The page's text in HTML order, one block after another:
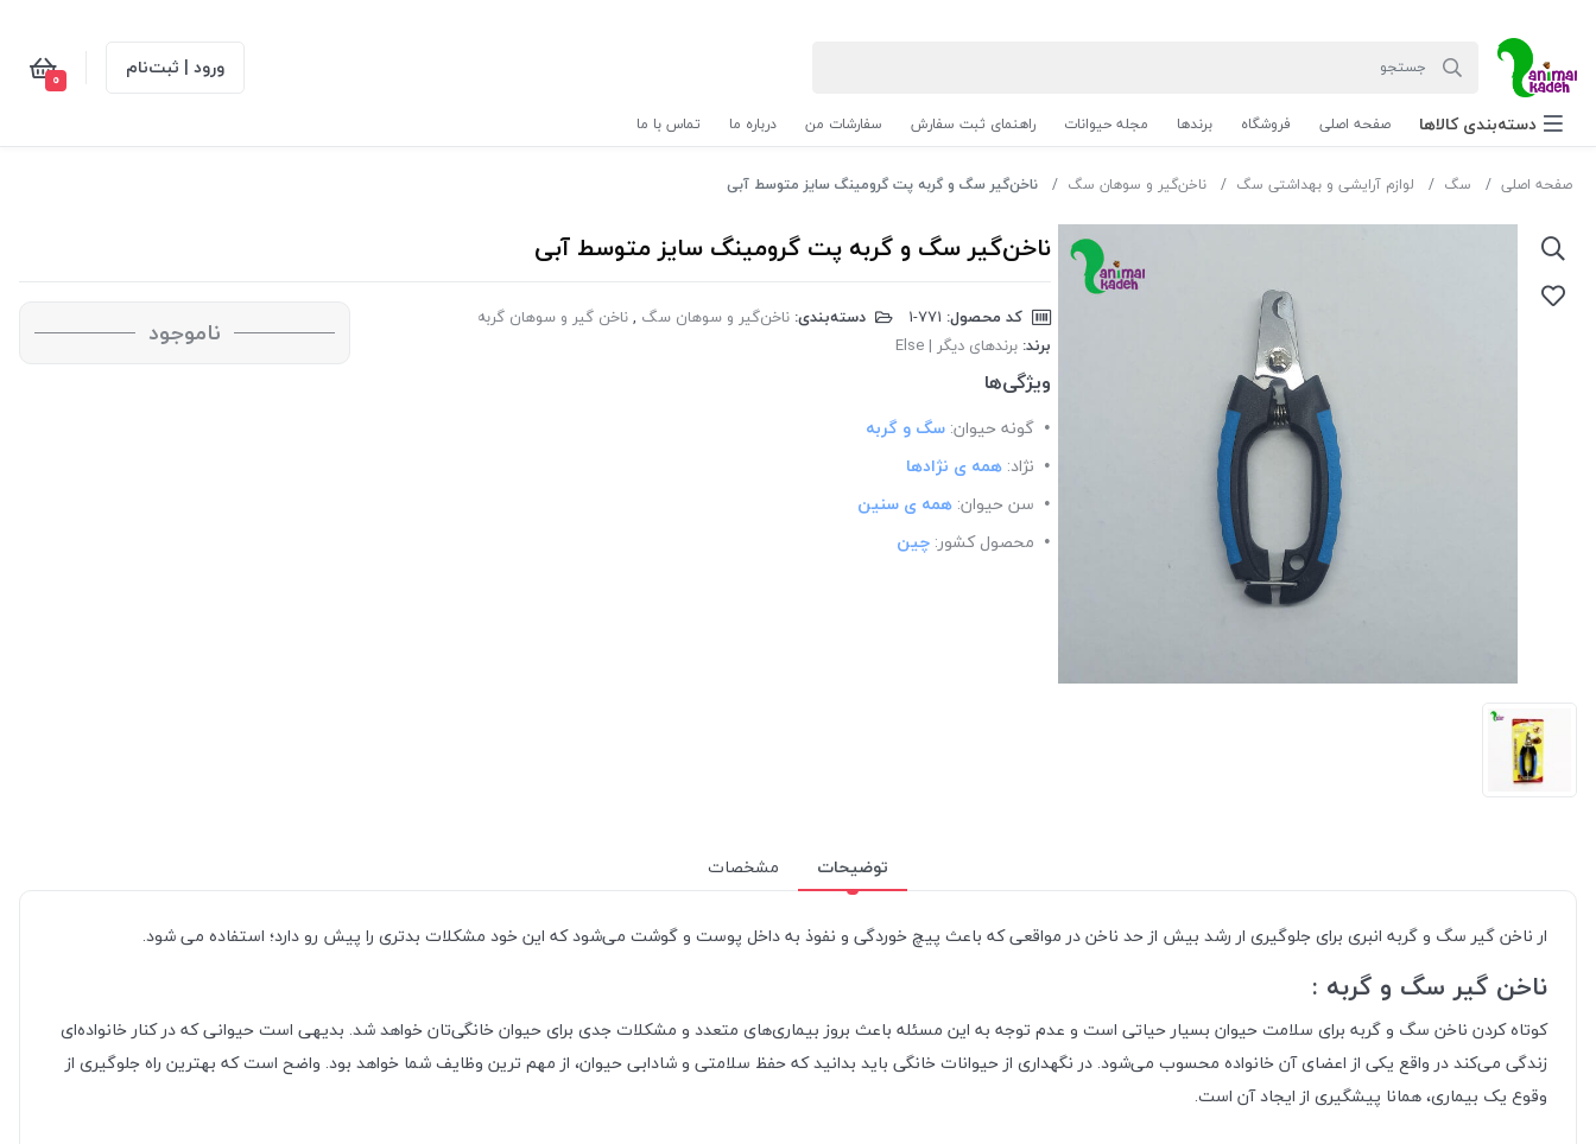
ورود | ثبت‌نام 0
دسته‌بندی‌ کالاها صفحه اصلی فروشگاه برندها مجله حیوانات راهنمای ثبت سفارش سفارشات من درباره ما تماس با ما
صفحه اصلی سگ لوازم آرایشی و بهداشتی سگ ناخن‌گیر و سوهان سگ ناخن‌گیر سگ و گربه پت گرومینگ سایز متوسط آبی
ناخن‌گیر سگ و گربه پت گرومینگ سایز متوسط آبی
کد محصول: دسته‌بندی: ناخن‌گیر و سوهان سگ ,ناخن گیر و سوهان گربه
برند: برندهای دیگر | Else
ویژگی‌ها
گونه حیوان: سگ و گربه
نژاد: همه ی نژادها
سن حیوان: همه ی سنین
محصول کشور: چین
ناموجود
توضیحات مشخصات
ار ناخن گیر سگ و گربه انبری برای جلوگیری ار رشد بیش از حد ناخن در مواقعی که باعث پیچ خوردگی و نفوذ به داخل پوست و گوشت می‌شود که این خود مشکلات بدتری را پیش رو دارد؛ استفاده می شود.
ناخن گیر سگ و گربه :
کوتاه کردن ناخن سگ و گربه برای سلامت حیوان بسیار حیاتی است و عدم توجه به این مسئله باعث بروز بیماری‌های متعدد و مشکلات جدی برای حیوان خانگی‌تان خواهد شد. بدیهی است حیوانی که در کنار خانواده‌ای
زندگی می‌کند در واقع یکی از اعضای آن خانواده محسوب می‌شود. در نگهداری از حیوانات خانگی باید بدانید که حفظ سلامتی و شادابی حیوان، از مهم ترین وظایف شما خواهد بود. واضح است که بهترین راه جلوگیری از
وقوع یک بیماری، همانا پیشگیری از ایجاد آن است.